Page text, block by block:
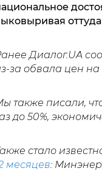
Диалог.UA
за обвала цен на
также писали,
до 50%,
стало
месяцев: